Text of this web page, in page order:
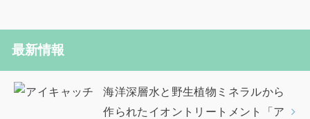
最新情報
海洋深層水と野生植物ミネラルから
作られたイオントリートメント「ア